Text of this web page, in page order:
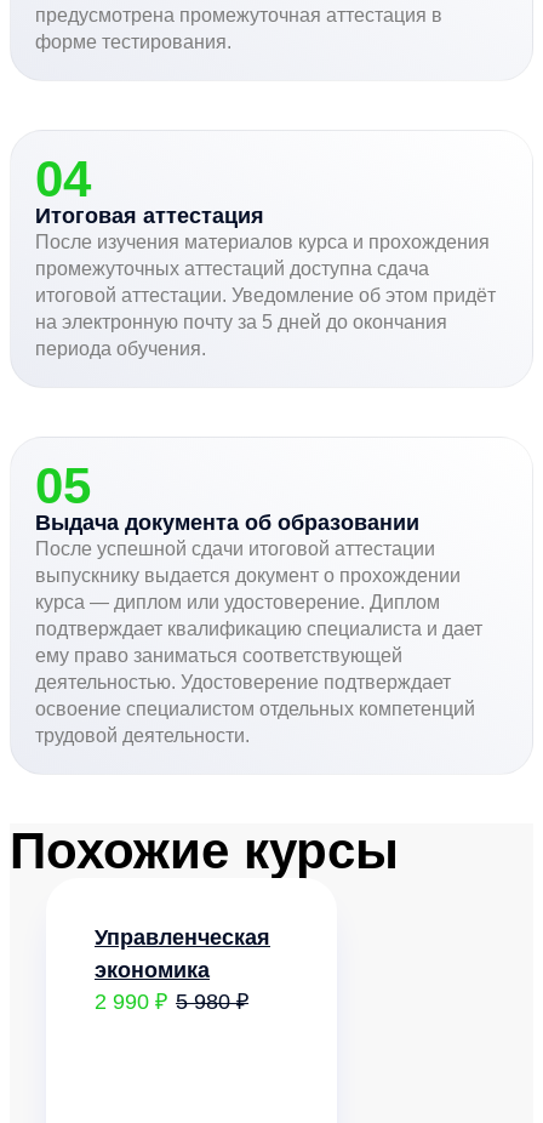
предусмотрена промежуточная аттестация в
форме тестирования.
04
Итоговая аттестация
После изучения материалов курса и прохождения
промежуточных аттестаций доступна сдача
итоговой аттестации. Уведомление об этом придёт
на электронную почту за 5 дней до окончания
периода обучения.
05
Выдача документа об образовании
После успешной сдачи итоговой аттестации
выпускнику выдается документ о прохождении
курса — диплом или удостоверение. Диплом
подтверждает квалификацию специалиста и дает
ему право заниматься соответствующей
деятельностью. Удостоверение подтверждает
освоение специалистом отдельных компетенций
трудовой деятельности.
Похожие курсы
Управленческая
экономика
2 990 ₽ 5 980 ₽